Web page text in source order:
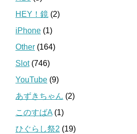
HEY！鏡 (2)
iPhone (1)
Other (164)
Slot(746)
YouTube (9)
あずきちゃん (2)
このすばA (1)
ひぐらし祭2 (19)